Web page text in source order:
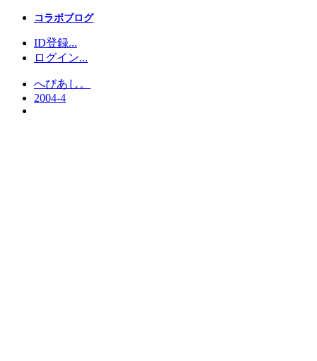
コラボブログ
ID登録...
ログイン...
へびあし。
2004-4